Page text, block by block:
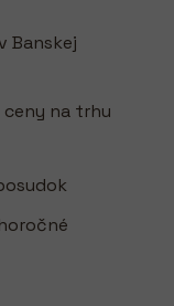
Banskej
na trhu